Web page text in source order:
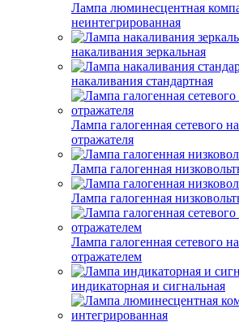
Лампа люминесцентная
неинтегрированная
накаливания зеркальная
накаливания стандартная
Лампа галогенная сетевого
отражателя
Лампа галогенная
Лампа галогенная
Лампа галогенная сетевого
отражателем
индикаторная и сигнальная